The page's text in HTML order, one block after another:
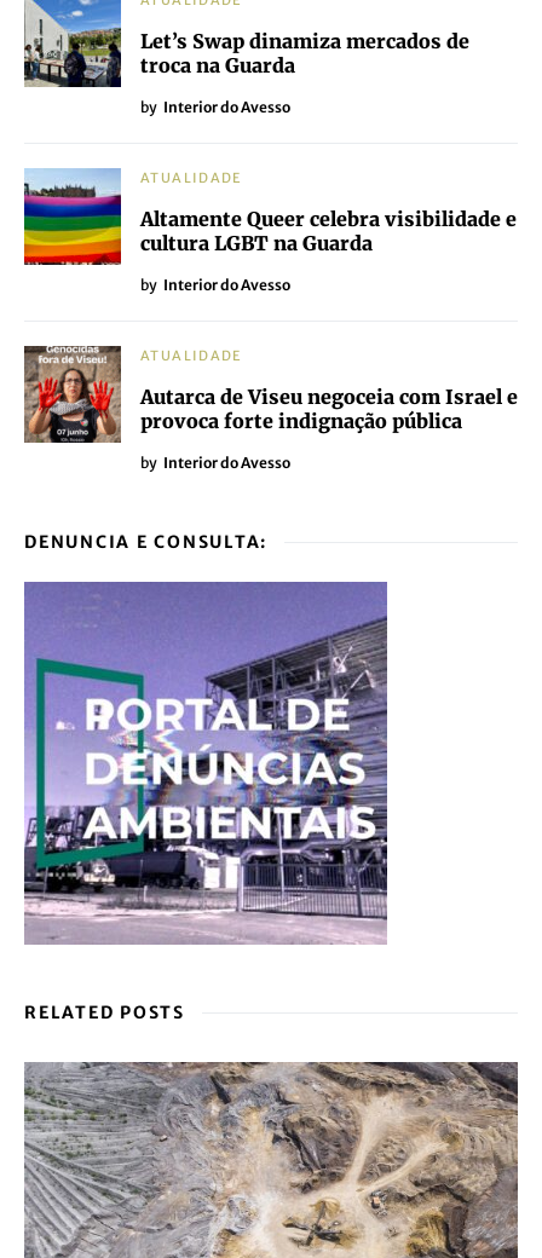
Let’s Swap dinamiza mercados de
troca na Guarda
by Interior do Avesso
ATUALIDADE
Altamente Queer celebra visibilidade e
cultura LGBT na Guarda
by Interior do Avesso
ATUALIDADE
Autarca de Viseu negoceia com Israel e
provoca forte indignação pública
by Interior do Avesso
DENUNCIA E CONSULTA:
RELATED POSTS